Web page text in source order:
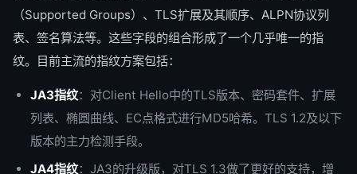
（Supported Groups）、TLS扩展及其顺序、ALPN协议列
表、签名算法等。这些字段的组合形成了一个几乎唯一的指
纹。目前主流的指纹方案包括：
JA3指纹：对Client Hello中的TLS版本、密码套件、扩展
列表、椭圆曲线、EC点格式进行MD5哈希。TLS 1.2及以下
版本的主力检测手段。
JA4指纹：JA3的升级版，对TLS 1.3做了更好的支持，增